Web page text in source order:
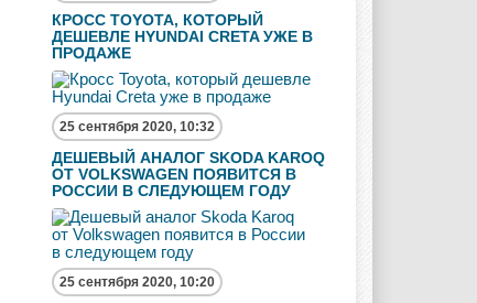
КРОСС TOYOTA, КОТОРЫЙ
ДЕШЕВЛЕ HYUNDAI CRETA УЖЕ В
ПРОДАЖЕ
25 сентября 2020, 10:32
ДЕШЕВЫЙ АНАЛОГ SKODA KAROQ
ОТ VOLKSWAGEN ПОЯВИТСЯ В
РОССИИ В СЛЕДУЮЩЕМ ГОДУ
25 сентября 2020, 10:20